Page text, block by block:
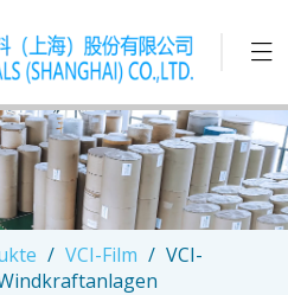
/ VCI-Film / VCI-